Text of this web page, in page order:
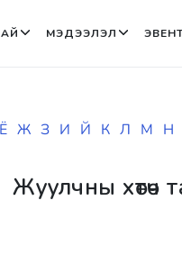
МЭДЭЭЛЭЛ
Ё Ж З И Й К Л М Н
Жуулчны хөтөч